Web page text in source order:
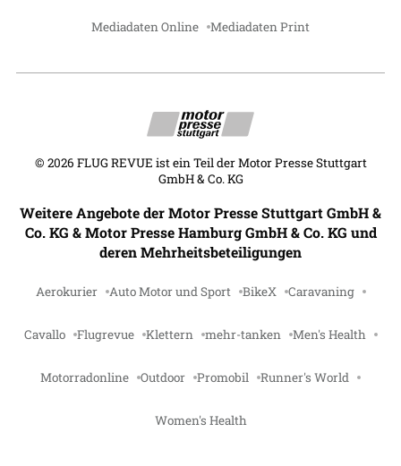
Mediadaten Online Mediadaten Print
© 2026 FLUG REVUE ist ein Teil der Motor Presse Stuttgart
GmbH & Co. KG
Weitere Angebote der Motor Presse Stuttgart GmbH &
Co. KG & Motor Presse Hamburg GmbH & Co. KG und
deren Mehrheitsbeteiligungen
Aerokurier Auto Motor und Sport BikeX Caravaning
Cavallo Flugrevue Klettern mehr-tanken Men's Health
Motorradonline Outdoor Promobil Runner's World
Women's Health